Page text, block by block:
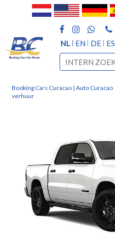
NL EN DE ES
Booking Cars Curacao | Auto Curacao
verhuur